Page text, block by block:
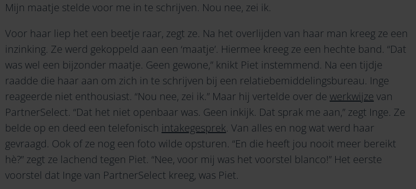
Mijn maatje stelde voor me in te schrijven. Nou nee, zei ik.
Voor haar liep het een beetje raar, zegt ze. Na het overlijden van haar man kreeg ze een
inzinking. Ze werd gekoppeld aan een ‘maatje’. Hiermee kreeg ze een hechte band. “Dat
was wel een bijzonder maatje. Geen gewone,” knikt Piet instemmend. Na een tijdje
raadde die haar aan om zich in te schrijven bij een relatiebemiddelingsbureau. Inge
reageerde niet enthousiast. “Nou nee, zei ik.” Maar hij vertelde over de werkwijze van
PartnerSelect. “Dat het niet openbaar was. Geen inkijk. Dat sprak me aan,” zegt Inge. Ze
belde op en deed een telefonisch intakegesprek. Van alles en nog wat werd haar
gevraagd. Ook of ze nog een foto wilde opsturen. “En die heeft jou nooit meer bereikt
hè?” zegt ze lachend tegen Piet. “Nee, voor mij was het voorstel blanco!” Het eerste
voorstel dat Inge van PartnerSelect kreeg, was Piet.